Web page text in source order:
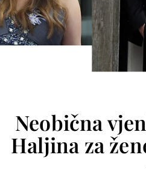
Neobična
Haljina za